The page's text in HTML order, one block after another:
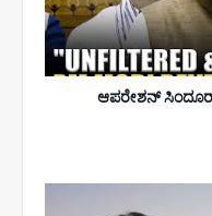
ಆಪರೇಶನ್